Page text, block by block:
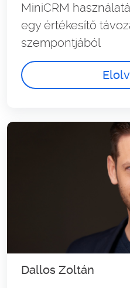
MiniCRM
egy értékesítő
szempontjából
Dallos Zoltán